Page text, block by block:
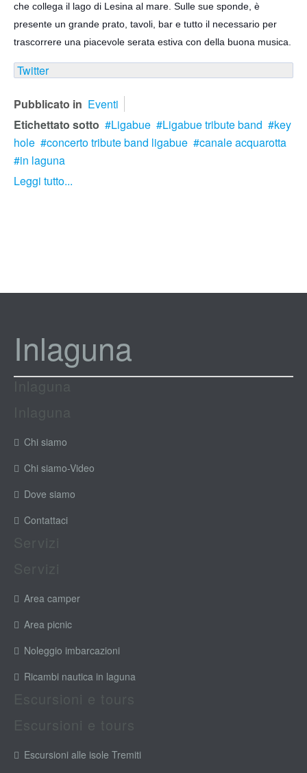
che collega il lago di Lesina al mare. Sulle sue sponde, è
presente un grande prato, tavoli, bar e tutto il necessario per
trascorrere una piacevole serata estiva con della buona musica.
Twitter
Pubblicato in Eventi
Etichettato sotto
Ligabue Ligabue tribute band
key
hole
concerto tribute band ligabue
canale acquarotta
in laguna
Leggi tutto...
Inlaguna
Chi siamo
Chi siamo-Video
Dove siamo
Contattaci
Area camper
Area picnic
Noleggio imbarcazioni
Ricambi nautica in laguna
Escursioni alle isole Tremiti